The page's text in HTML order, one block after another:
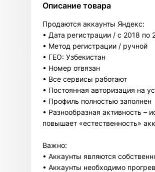
Описание товара
Продаются аккаунты Яндекс:
• Дата регистрации / с 2018 по
• Метод регистрации / ручной
• ГЕО: Узбекистан
• Номер отвязан
• Все сервисы работают
• Постоянная авторизация на
• Профиль полностью заполнен
• Разнообразная активность
повышает «естественность»
Важно:
• Аккаунты являются
• Аккаунты необходимо